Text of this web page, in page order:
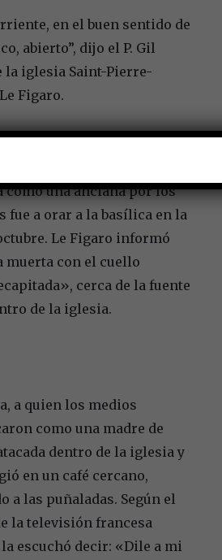
en el buen sentido de
abierto”, dijo el P. Gil
iglesia Saint-Pierre-
Figaro.
como una anciana por los
fue a orar a la basílica en la
Le Figaro informó
muerta con el cuello
cerca de la fuente
de la iglesia.
a quien los medios
como una madre de
dentro de la iglesia y
en un café cercano,
a las puñaladas. Según el
la televisión francesa
escuchó decir: «Dile a mi